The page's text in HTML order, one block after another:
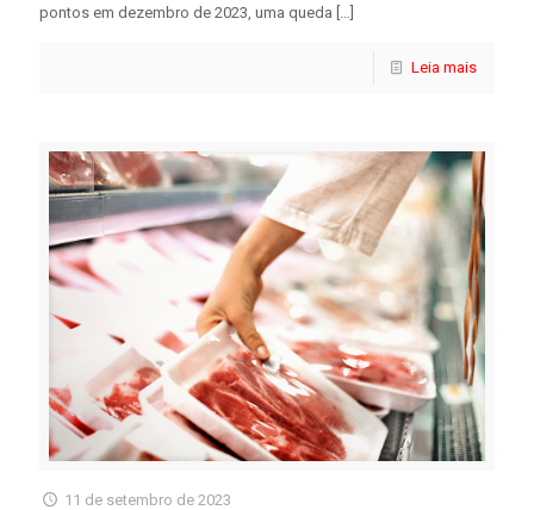
pontos em dezembro de 2023, uma queda […]
Leia mais
11 de setembro de 2023